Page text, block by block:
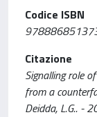
Codice ISBN
Citazione
Signalling role
from a
Deidda, L.G.. -